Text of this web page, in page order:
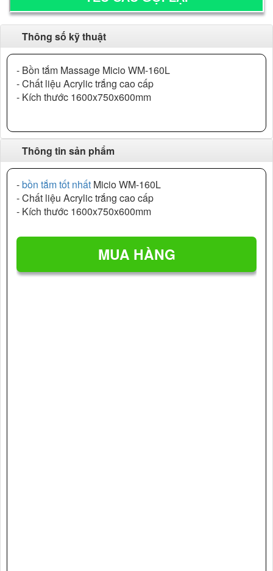
Thông số kỹ thuật
- Bồn tắm Massage Micio WM-160L
- Chất liệu Acrylic trắng cao cấp
- Kích thước 1600x750x600mm
Thông tin sản phẩm
-bồn tắm tốt nhất Micio WM-160L
- Chất liệu Acrylic trắng cao cấp
- Kích thước 1600x750x600mm